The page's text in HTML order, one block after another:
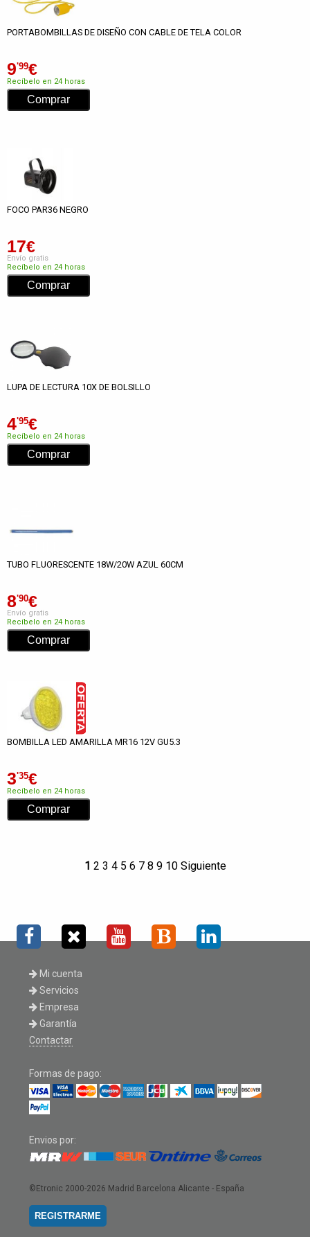
PORTABOMBILLAS DE DISEÑO CON CABLE DE TELA COLOR
9'99€
Recíbelo en 24 horas
FOCO PAR36 NEGRO
17€
Envío gratis
Recíbelo en 24 horas
LUPA DE LECTURA 10X DE BOLSILLO
4'95€
Recíbelo en 24 horas
TUBO FLUORESCENTE 18W/20W AZUL 60CM
8'90€
Envío gratis
Recíbelo en 24 horas
BOMBILLA LED AMARILLA MR16 12V GU5.3
3'35€
Recíbelo en 24 horas
1 2 3 4 5 6 7 8 9 10 Siguiente
Mi cuenta
Servicios
Empresa
Garantía
Contactar
Formas de pago:
Envios por:
©Etronic 2000-2026 Madrid Barcelona Alicante - España
REGISTRARME